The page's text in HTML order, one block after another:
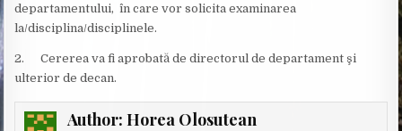
departamentului, în care vor solicita examinarea
la/disciplina/disciplinele.
2. Cererea va fi aprobată de directorul de departament şi
ulterior de decan.
Author: Horea Olosutean